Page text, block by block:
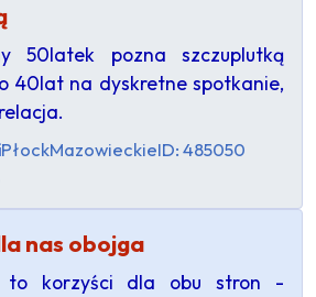
50latek pozna szczuplutką
40lat na dyskretne spotkanie,
PłockMazowieckieID: 485050
nas obojga
to korzyści dla obu stron -